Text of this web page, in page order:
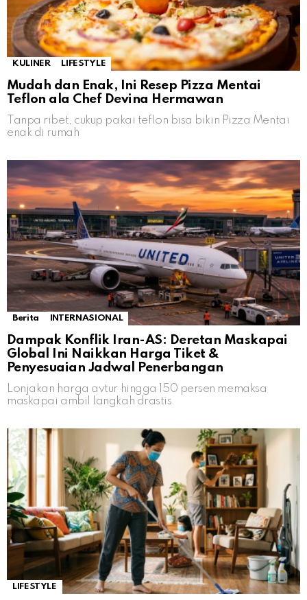
KULINER LIFESTYLE
Mudah dan Enak, Ini Resep Pizza Mentai
Teflon ala Chef Devina Hermawan
Tanpa ribet, cukup pakai teflon bisa bikin Pizza Mentai
enak di rumah
Berita INTERNASIONAL
Dampak Konflik Iran-AS: Deretan Maskapai
Global Ini Naikkan Harga Tiket &
Penyesuaian Jadwal Penerbangan
Lonjakan harga avtur hingga 150 persen memaksa
maskapai ambil langkah drastis
LIFESTYLE